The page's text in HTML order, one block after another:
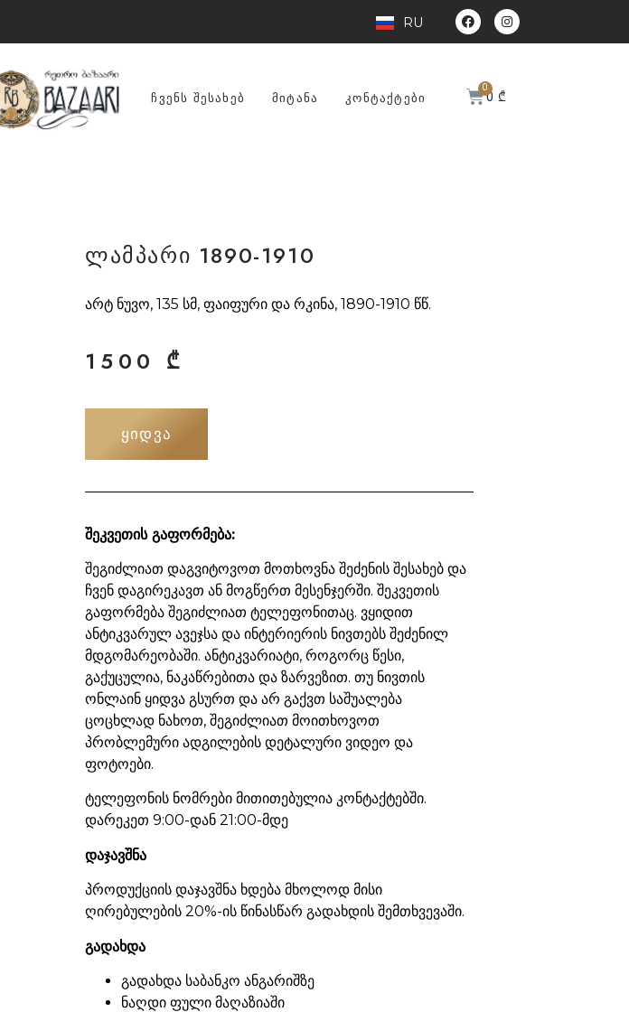
RU
ᲩᲕᲔᲜᲡ ᲨᲔᲡᲐᲮᲔᲑ ᲛᲘᲢᲐᲜᲐ ᲙᲝᲜᲢᲐᲥᲢᲔᲑᲘ 0₾
ლამპარი 1890-1910
არტ ნუვო, 135 სმ, ფაიფური და რკინა, 1890-1910 წწ.
1500 ₾
ᲧᲘᲓᲕᲐ
შეკვეთის გაფორმება:
შეგიძლიათ დაგვიტოვოთ მოთხოვნა შეძენის შესახებ და
ჩვენ დაგირეკავთ ან მოგწერთ მესენჯერში. შეკვეთის
გაფორმება შეგიძლიათ ტელეფონითაც. ვყიდით
ანტიკვარულ ავეჯსა და ინტერიერის ნივთებს შეძენილ
მდგომარეობაში. ანტიკვარიატი, როგორც წესი,
გაქუცულია, ნაკაწრებითა და ზარვეზით. თუ ნივთის
ონლაინ ყიდვა გსურთ და არ გაქვთ საშუალება
ცოცხლად ნახოთ, შეგიძლიათ მოითხოვოთ
პრობლემური ადგილების დეტალური ვიდეო და
ფოტოები.
ტელეფონის ნომრები მითითებულია კონტაქტებში.
დარეკეთ 9:00-დან 21:00-მდე
დაჯავშნა
პროდუქციის დაჯავშნა ხდება მხოლოდ მისი
ღირებულების 20%-ის წინასწარ გადახდის შემთხვევაში.
გადახდა
გადახდა საბანკო ანგარიშზე
ნაღდი ფული მაღაზიაში